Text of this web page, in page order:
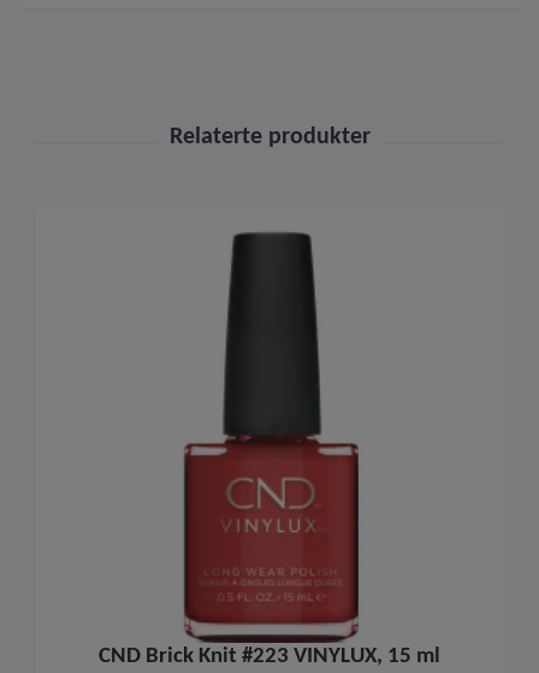
CND Brick Knit #223 VINYLUX, 15 ml